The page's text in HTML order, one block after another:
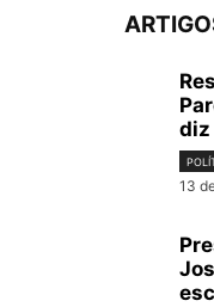
diz
13